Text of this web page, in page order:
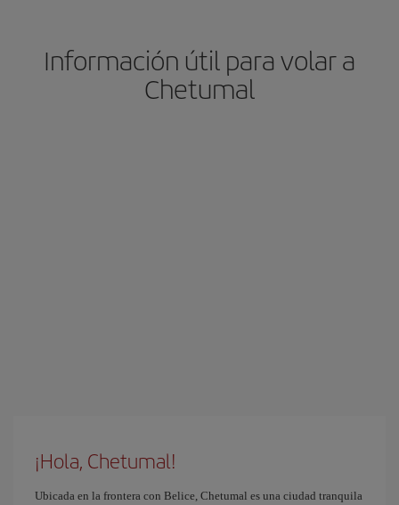
Información útil para volar a
Chetumal
¡Hola, Chetumal!
Ubicada en la frontera con Belice, Chetumal es una ciudad tranquila